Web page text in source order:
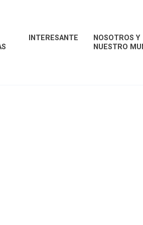
INTERESANTE
NOSOTROS Y
NUESTRO